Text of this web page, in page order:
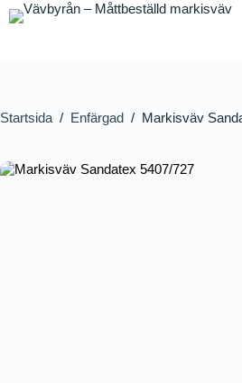
Startsida / Enfärgad / Markisväv